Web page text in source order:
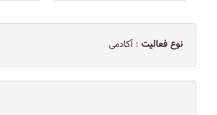
نوع فعالیت : آکادمی